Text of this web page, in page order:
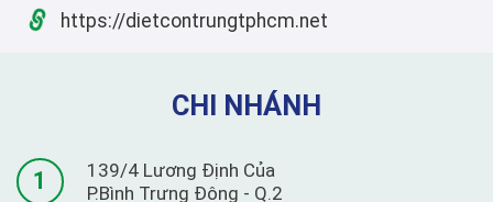
https://dietcontrungtphcm.net
CHI NHÁNH
1
139/4 Lương Định Của
P.Bình Trưng Đông - Q.2